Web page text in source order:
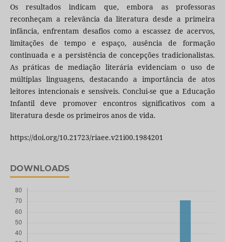
Os resultados indicam que, embora as professoras
reconheçam a relevância da literatura desde a primeira
infância, enfrentam desafios como a escassez de acervos,
limitações de tempo e espaço, ausência de formação
continuada e a persistência de concepções tradicionalistas.
As práticas de mediação literária evidenciam o uso de
múltiplas linguagens, destacando a importância de atos
leitores intencionais e sensíveis. Conclui-se que a Educação
Infantil deve promover encontros significativos com a
literatura desde os primeiros anos de vida.
https://doi.org/10.21723/riaee.v21i00.1984201
DOWNLOADS